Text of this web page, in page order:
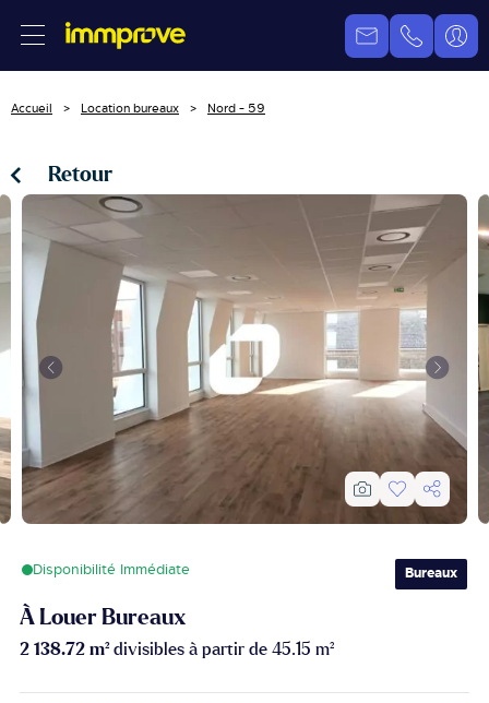
Accueil Location bureaux Nord - 59
Retour
Disponibilité Immédiate Bureaux
À Louer Bureaux
2 138.72 m²divisibles à partir de 45.15 m²